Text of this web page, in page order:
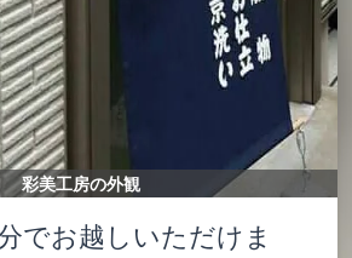
彩美工房の外観
でお越しいただけま